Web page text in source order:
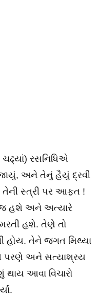
ચઢ્યાં) રસનિધિએ
જાયું, અને તેનું હૈયું દ્રવી
સ્ત્રી પર આફત !
જ હશે અને અત્યારે
હશે. તેણે તો
હોય. તેને જગત મિથ્યા
પરણે અને સત્યાશ્રય
થાય આવા વિચારો